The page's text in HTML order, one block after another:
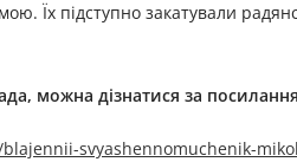
Їх підступно закатували
а, можна дізнатися за
svyashennomuchenik-